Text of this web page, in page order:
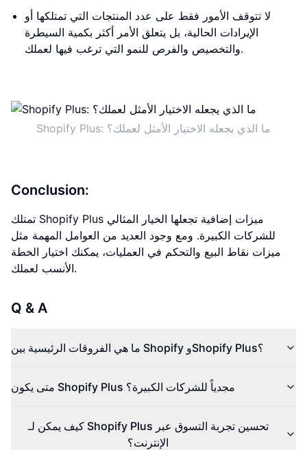
لا تتوقف الأمور فقط على عدد المنتجات التي تمتلكها أو
الإيرادات الحالية، بل يتعلق الأمر أكثر بكمية السيطرة
والتخصيص والفرص للنمو التي ترغب فيها لعملك.
Shopify Plus: ما الذي يجعله الاختيار الأمثل لعملك؟
Conclusion:
تمتلك Shopify Plus ميزات إضافية تجعلها الخيار المثالي
للشركات الكبيرة. ومع وجود العديد من العوامل المهمة مثل
ميزات نقاط البيع والتحكم في العمليات، يمكنك اختيار الخطة
الأنسب لعملك.
Q & A
ما هي الفروقات الرئيسية بين Shopify وShopify Plus؟
متى يكون Shopify Plus مجدياً للشركات الكبيرة؟
كيف يمكن لـ Shopify Plus تحسين تجربة التسوق عبر
الإنترنت؟